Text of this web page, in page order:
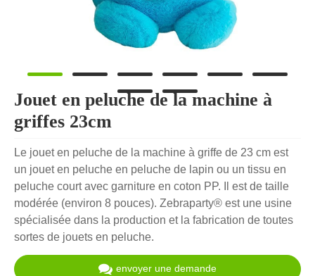
Jouet en peluche de la machine à
griffes 23cm
Le jouet en peluche de la machine à griffe de 23 cm est
un jouet en peluche en peluche de lapin ou un tissu en
peluche court avec garniture en coton PP. Il est de taille
modérée (environ 8 pouces). Zebraparty® est une usine
spécialisée dans la production et la fabrication de toutes
sortes de jouets en peluche.
envoyer une demande